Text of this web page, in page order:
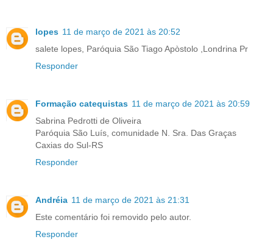
lopes 11 de março de 2021 às 20:52
salete lopes, Paróquia São Tiago Apòstolo ,Londrina Pr
Responder
Formação catequistas 11 de março de 2021 às 20:59
Sabrina Pedrotti de Oliveira
Paróquia São Luís, comunidade N. Sra. Das Graças
Caxias do Sul-RS
Responder
Andréia 11 de março de 2021 às 21:31
Este comentário foi removido pelo autor.
Responder